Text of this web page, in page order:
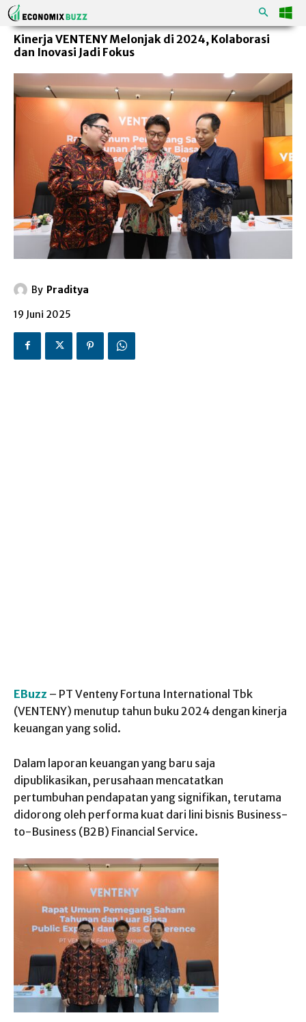
Kinerja VENTENY Melonjak di 2024, Kolaborasi
dan Inovasi Jadi Fokus
By Praditya
19 Juni 2025
EBuzz – PT Venteny Fortuna International Tbk
(VENTENY) menutup tahun buku 2024 dengan kinerja
keuangan yang solid.
Dalam laporan keuangan yang baru saja
dipublikasikan, perusahaan mencatatkan
pertumbuhan pendapatan yang signifikan, terutama
didorong oleh performa kuat dari lini bisnis Business-
to-Business (B2B) Financial Service.